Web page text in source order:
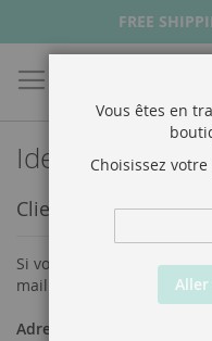
FREE
Identifiant
Clients enregistrés
Si vous avez un compte,
mail.
Adresse électronique
Vous êtes en
Choisissez